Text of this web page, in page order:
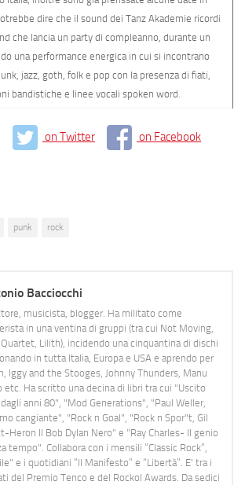
dire che il sound dei Tanz Akademie ricordi
che lancia un party di compleanno, durante un
una performance energica in cui si incontrano
jazz, goth, folk e pop con la presenza di fiati,
bandistiche e linee vocali spoken word.
on Twitter on Facebook
punk rock
Bacciocchi
musicista, blogger. Ha militato come
in una ventina di gruppi (tra cui Not Moving,
Quartet, Lilith), incidendo una cinquantina di dischi
in tutta Italia, Europa e USA e aprendo per
Iggy and the Stooges, Johnny Thunders, Manu
etc. Ha scritto una decina di libri tra cui "Uscito
anni 80", "Mod Generations", "Paul Weller,
cangiante", "Rock n Goal", "Rock n Spor"t, Gil
Heron Il Bob Dylan Nero" e "Ray Charles- Il genio
tempo". Collabora con i mensili “Classic Rock”,
e i quotidiani “Il Manifesto” e “Libertà”. E' tra i
del Premio Tenco e del Rockol Awards. Da sedici